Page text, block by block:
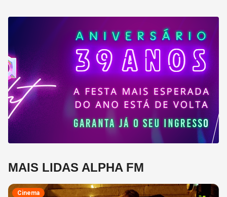
MAIS LIDAS ALPHA FM
Cinema